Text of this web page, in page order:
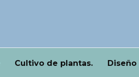
Cultivo de plantas. Diseño